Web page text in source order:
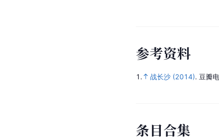
参考资料
1. 战长沙 (2014). 豆瓣
条目合集